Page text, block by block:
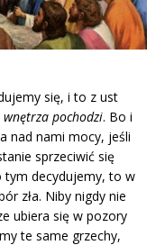
się, i to z ust
wnętrza pochodzi. Bo i
nad nami mocy, jeśli
sprzeciwić się
decydujemy, to w
zła. Niby nigdy nie
ubiera się w pozory
te same grzechy,